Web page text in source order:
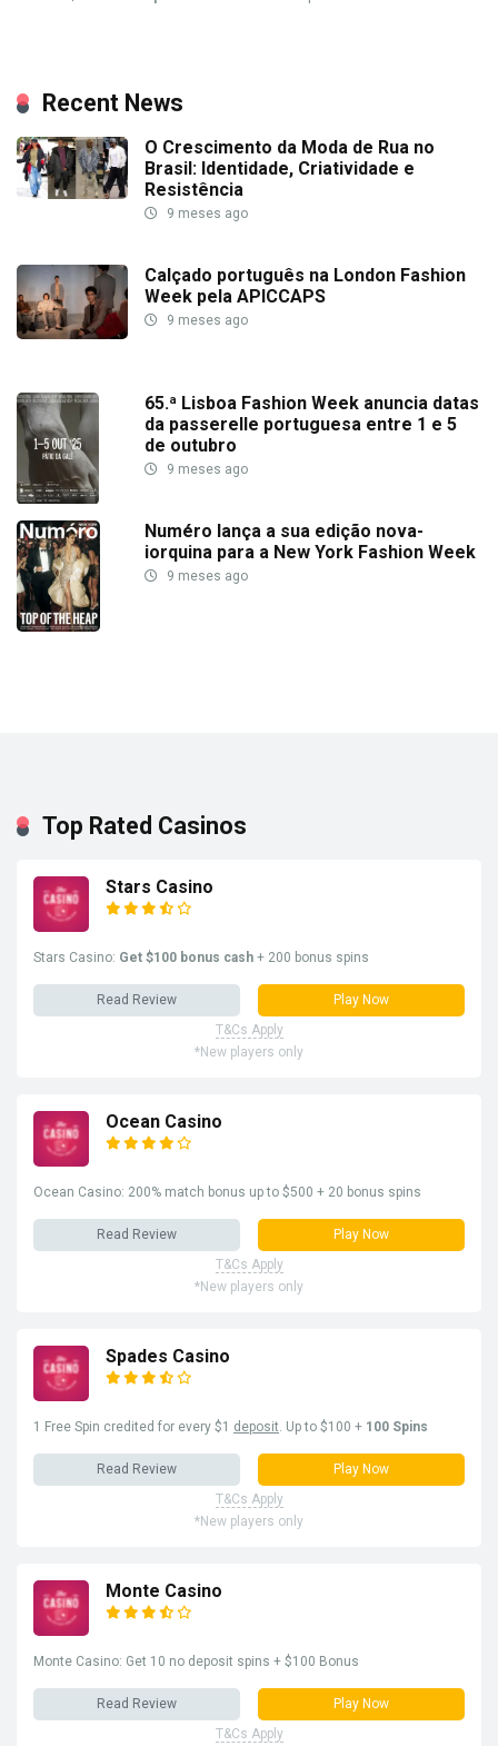
Recent News
O Crescimento da Moda de Rua no
Brasil: Identidade, Criatividade e
Resistência
9 meses ago
Calçado português na London Fashion
Week pela APICCAPS
9 meses ago
65.ª Lisboa Fashion Week anuncia datas
da passerelle portuguesa entre 1 e 5
de outubro
9 meses ago
Numéro lança a sua edição nova-
iorquina para a New York Fashion Week
9 meses ago
Top Rated Casinos
Stars Casino
Stars Casino: Get $100 bonus cash + 200 bonus spins
Read Review
Play Now
T&Cs Apply
*New players only
Ocean Casino
Ocean Casino: 200% match bonus up to $500 + 20 bonus spins
Read Review
Play Now
T&Cs Apply
*New players only
Spades Casino
1 Free Spin credited for every $1 deposit . Up to $100 + 100 Spins
Read Review
Play Now
T&Cs Apply
*New players only
Monte Casino
Monte Casino: Get 10 no deposit spins + $100 Bonus
Read Review
Play Now
T&Cs Apply